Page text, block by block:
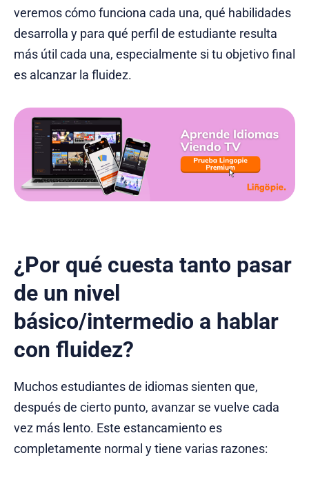
veremos cómo funciona cada una, qué habilidades
desarrolla y para qué perfil de estudiante resulta
más útil cada una, especialmente si tu objetivo final
es alcanzar la fluidez.
¿Por qué cuesta tanto pasar
de un nivel
básico/intermedio a hablar
con fluidez?
Muchos estudiantes de idiomas sienten que,
después de cierto punto, avanzar se vuelve cada
vez más lento. Este estancamiento es
completamente normal y tiene varias razones: